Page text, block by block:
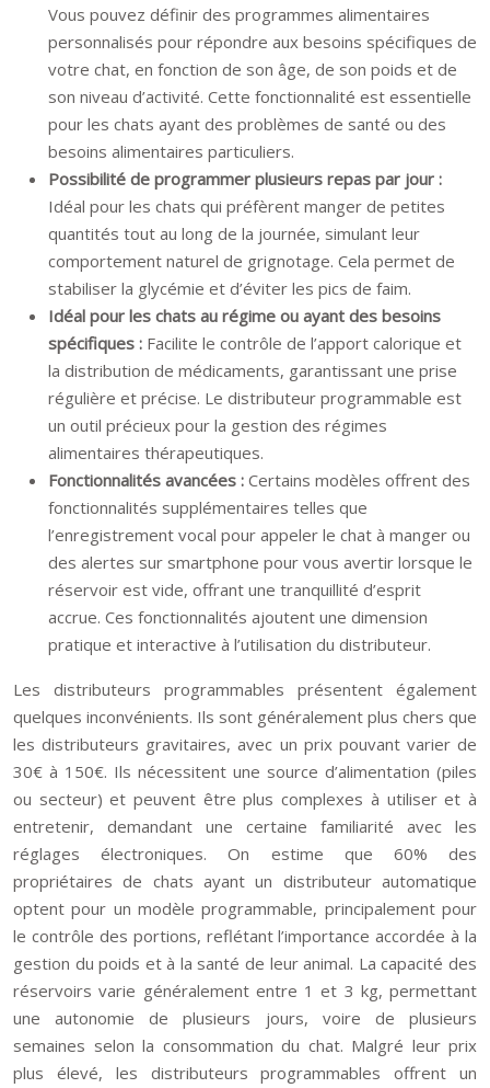
Vous pouvez définir des programmes alimentaires
personnalisés pour répondre aux besoins spécifiques de
votre chat, en fonction de son âge, de son poids et de
son niveau d’activité. Cette fonctionnalité est essentielle
pour les chats ayant des problèmes de santé ou des
besoins alimentaires particuliers.
Possibilité de programmer plusieurs repas par jour :
Idéal pour les chats qui préfèrent manger de petites
quantités tout au long de la journée, simulant leur
comportement naturel de grignotage. Cela permet de
stabiliser la glycémie et d’éviter les pics de faim.
Idéal pour les chats au régime ou ayant des besoins
spécifiques : Facilite le contrôle de l’apport calorique et
la distribution de médicaments, garantissant une prise
régulière et précise. Le distributeur programmable est
un outil précieux pour la gestion des régimes
alimentaires thérapeutiques.
Fonctionnalités avancées : Certains modèles offrent des
fonctionnalités supplémentaires telles que
l’enregistrement vocal pour appeler le chat à manger ou
des alertes sur smartphone pour vous avertir lorsque le
réservoir est vide, offrant une tranquillité d’esprit
accrue. Ces fonctionnalités ajoutent une dimension
pratique et interactive à l’utilisation du distributeur.
Les distributeurs programmables présentent également
quelques inconvénients. Ils sont généralement plus chers que
les distributeurs gravitaires, avec un prix pouvant varier de
30€ à 150€. Ils nécessitent une source d’alimentation (piles
ou secteur) et peuvent être plus complexes à utiliser et à
entretenir, demandant une certaine familiarité avec les
réglages électroniques. On estime que 60% des
propriétaires de chats ayant un distributeur automatique
optent pour un modèle programmable, principalement pour
le contrôle des portions, reflétant l’importance accordée à la
gestion du poids et à la santé de leur animal. La capacité des
réservoirs varie généralement entre 1 et 3 kg, permettant
une autonomie de plusieurs jours, voire de plusieurs
semaines selon la consommation du chat. Malgré leur prix
plus élevé, les distributeurs programmables offrent un